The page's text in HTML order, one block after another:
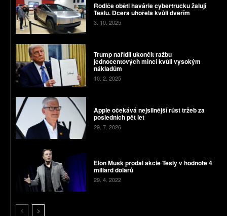
Rodiče oběti havárie cybertrucku žalují
Teslu. Dcera uhořela kvůli dveřím
3. 10. 2025
Trump nařídil ukončit ražbu
jednocentových mincí kvůli vysokým
nákladům
10. 2. 2025
Apple očekává nejsilnější růst tržeb za
posledních pět let
29. 7. 2026
Elon Musk prodal akcie Tesly v hodnotě 4
miliard dolarů
29. 4. 2022